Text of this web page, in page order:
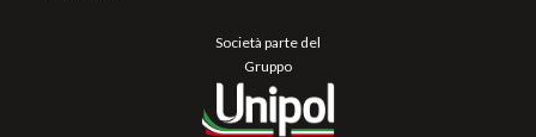
Società parte del
Gruppo